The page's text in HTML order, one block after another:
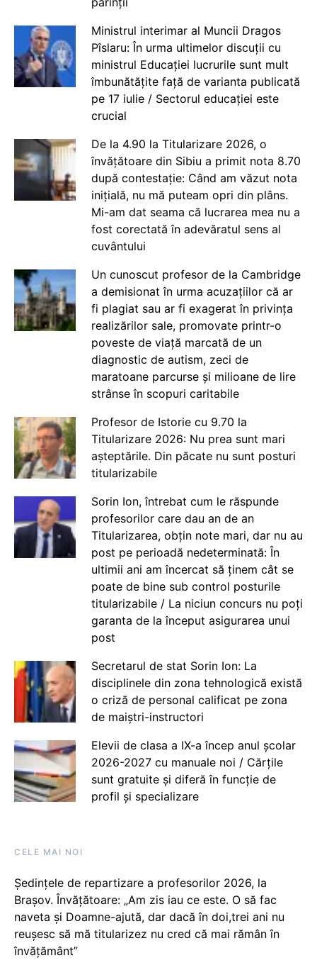
Ministrul interimar al Muncii Dragos
Pîslaru: În urma ultimelor discuții cu
ministrul Educației lucrurile sunt mult
îmbunătățite față de varianta publicată
pe 17 iulie / Sectorul educației este
crucial
De la 4.90 la Titularizare 2026, o
învățătoare din Sibiu a primit nota 8.70
după contestație: Când am văzut nota
inițială, nu mă puteam opri din plâns.
Mi-am dat seama că lucrarea mea nu a
fost corectată în adevăratul sens al
cuvântului
Un cunoscut profesor de la Cambridge
a demisionat în urma acuzațiilor că ar
fi plagiat sau ar fi exagerat în privința
realizărilor sale, promovate printr-o
poveste de viață marcată de un
diagnostic de autism, zeci de
maratoane parcurse și milioane de lire
strânse în scopuri caritabile
Profesor de Istorie cu 9.70 la
Titularizare 2026: Nu prea sunt mari
așteptările. Din păcate nu sunt posturi
titularizabile
Sorin Ion, întrebat cum le răspunde
profesorilor care dau an de an
Titularizarea, obțin note mari, dar nu au
post pe perioadă nedeterminată: În
ultimii ani am încercat să ținem cât se
poate de bine sub control posturile
titularizabile / La niciun concurs nu poți
garanta de la început asigurarea unui
post
Secretarul de stat Sorin Ion: La
disciplinele din zona tehnologică există
o criză de personal calificat pe zona
de maiștri-instructori
Elevii de clasa a IX-a încep anul școlar
2026-2027 cu manuale noi / Cărțile
sunt gratuite și diferă în funcție de
profil și specializare
CELE MAI NOI
Ședințele de repartizare a profesorilor 2026, la
Brașov. Învățătoare: „Am zis iau ce este. O să fac
naveta și Doamne-ajută, dar dacă în doi,trei ani nu
reușesc să mă titularizez nu cred că mai rămân în
învățământ”